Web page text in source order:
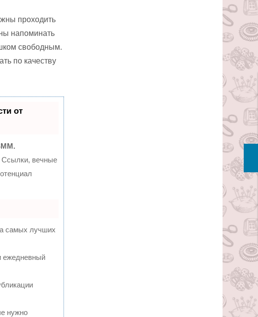
проходить
напоминать
свободным.
по качеству
от
Ссылки, вечные
самых лучших
ежедневный
нужно